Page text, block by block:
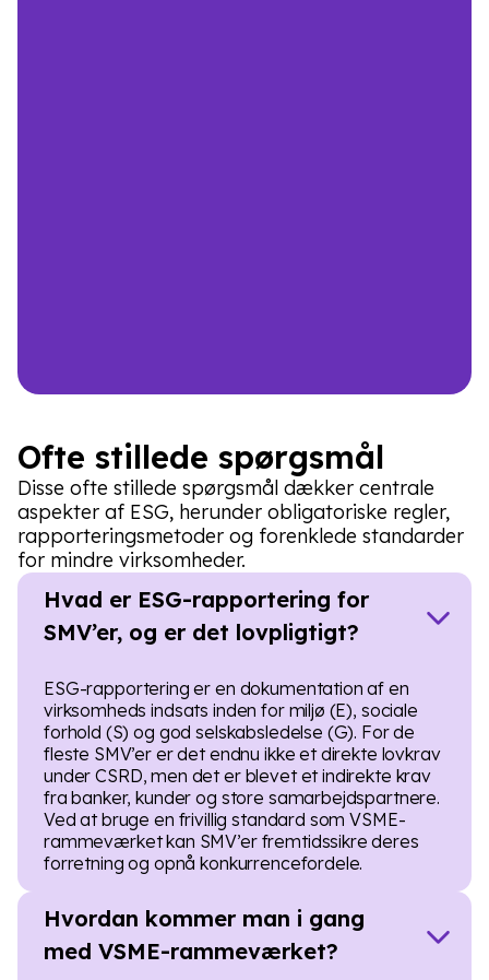
Ofte stillede spørgsmål
Disse ofte stillede spørgsmål dækker centrale
aspekter af ESG, herunder obligatoriske regler,
rapporteringsmetoder og forenklede standarder
for mindre virksomheder.
Hvad er ESG-rapportering for
SMV’er, og er det lovpligtigt?
ESG-rapportering er en dokumentation af en
virksomheds indsats inden for miljø (E), sociale
forhold (S) og god selskabsledelse (G). For de
fleste SMV’er er det endnu ikke et direkte lovkrav
under CSRD, men det er blevet et indirekte krav
fra banker, kunder og store samarbejdspartnere.
Ved at bruge en frivillig standard som VSME-
rammeværket kan SMV’er fremtidssikre deres
forretning og opnå konkurrencefordele.
Hvordan kommer man i gang
med VSME-rammeværket?